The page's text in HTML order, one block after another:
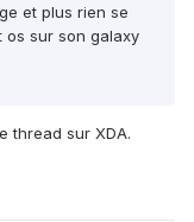
et plus rien se
os sur son galaxy
thread sur XDA.